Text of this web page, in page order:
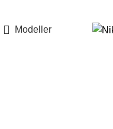
Modeller